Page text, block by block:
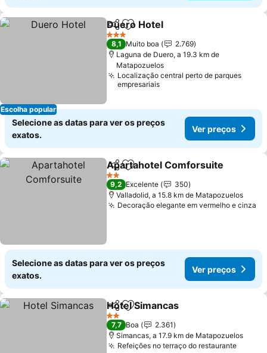
Escolha popular
PartilharAdicionar aos favoritos
Duero Hotel
3 Estrelas
8,1 Muito boa
2.769
Laguna de Duero, a 19.3 km de
Matapozuelos
Localização central perto de parques
empresariais
Selecione as datas para ver os preços
exatos.
Ver preços
PartilharAdicionar aos favoritos
Apartahotel Comforsuite
2 Estrelas
9,2 Excelente
350
Valladolid, a 15.8 km de Matapozuelos
Decoração elegante em vermelho e cinza
Selecione as datas para ver os preços
exatos.
Ver preços
PartilharAdicionar aos favoritos
Hotel Simancas
2 Estrelas
7,7 Boa
2.361
Simancas, a 17.9 km de Matapozuelos
Refeições no terraço do restaurante